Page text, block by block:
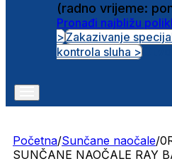
(radno vrijeme:
Pronađi najbližu
>Zakazivanje
kontrola sluha >
Početna/Sunčane naočale/
SUNČANE NAOČALE RAY